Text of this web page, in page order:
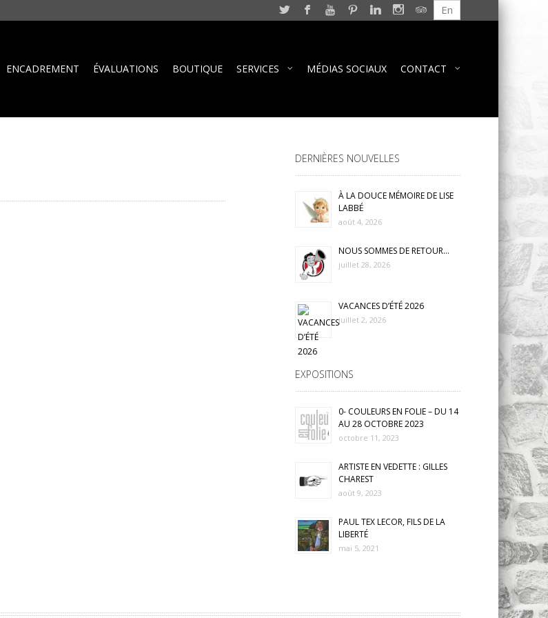
En
ENCADREMENT ÉVALUATIONS BOUTIQUE SERVICES MÉDIAS SOCIAUX CONTACT
DERNIÈRES NOUVELLES
À LA DOUCE MÉMOIRE DE LISE
LABBÉ
août 4, 2026
NOUS SOMMES DE RETOUR…
juillet 28, 2026
VACANCES D’ÉTÉ 2026
juillet 2, 2026
EXPOSITIONS
0- COULEURS EN FOLIE – DU 14
AU 28 OCTOBRE 2023
octobre 11, 2023
ARTISTE EN VEDETTE : GILLES
CHAREST
août 9, 2023
PAUL TEX LECOR, FILS DE LA
LIBERTÉ
mai 5, 2021